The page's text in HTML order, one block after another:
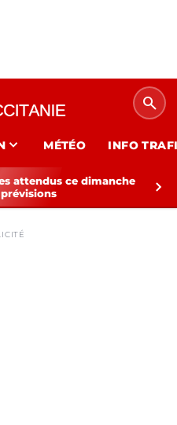
search
expand_more MÉTÉO INFO
attendus ce dimanche
chevron_right